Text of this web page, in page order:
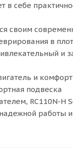
в себе
своим
в
и
и
подвеска
RC110N-H